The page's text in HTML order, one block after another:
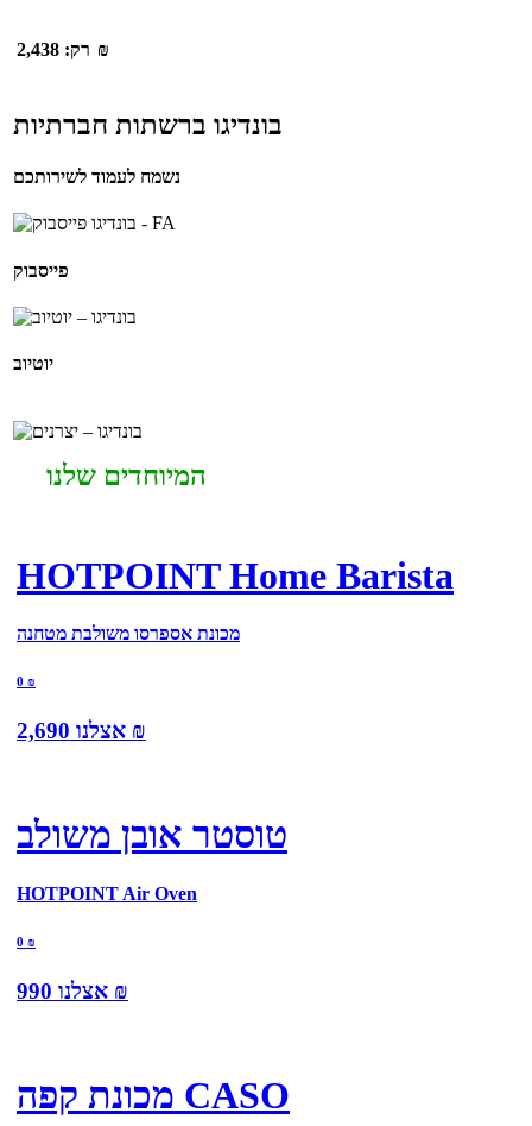
רק: 2,438 ₪
בונדיגו ברשתות חברתיות
נשמח לעמוד לשירותכם
פייסבוק
יוטיוב
המיוחדים שלנו
HOTPOINT Home Barista
מכונת אספרסו משולבת מטחנה
0 ₪
אצלנו 2,690 ₪
טוסטר אובן משולב
HOTPOINT Air Oven
0 ₪
אצלנו 990 ₪
מכונת קפה CASO